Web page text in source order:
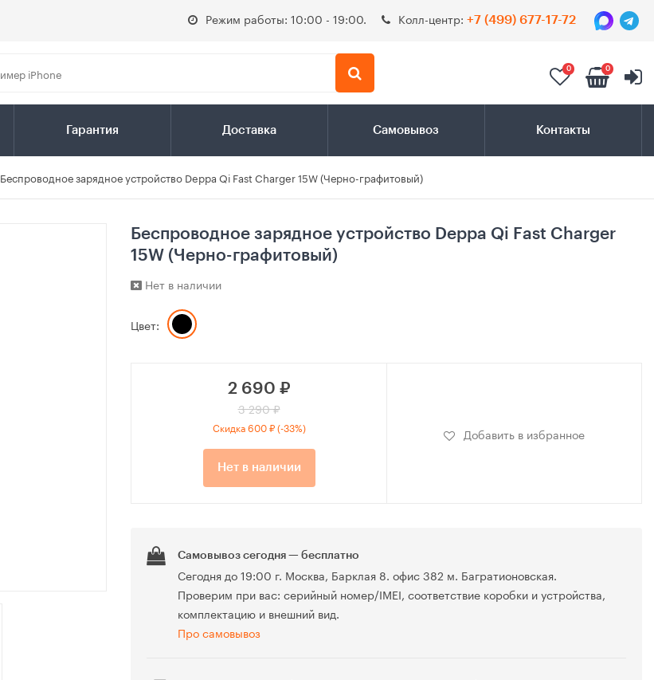
Режим работы: 10:00 - 19:00. Колл-центр: +7 (499) 677-17-72
0 0
Гарантия Доставка Самовывоз Контакты
Беспроводное зарядное устройство Deppa Qi Fast Charger 15W (Черно-графитовый)
Беспроводное зарядное устройство Deppa Qi Fast Charger
15W (Черно-графитовый)
Нет в наличии
Цвет:
2 690 ₽
3 290 ₽
Скидка 600 ₽ (-33%)
Нет в наличии
Добавить в избранное
Самовывоз сегодня — бесплатно
Сегодня до 19:00 г. Москва, Барклая 8. офис 382 м. Багратионовская.
Проверим при вас: серийный номер/IMEI, соответствие коробки и устройства,
комплектацию и внешний вид.
Про самовывоз